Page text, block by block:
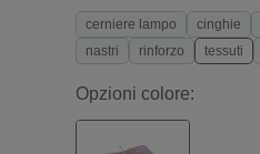
cerniere lampo cinghie
nastri
rinforzo tessuti
Opzioni colore: